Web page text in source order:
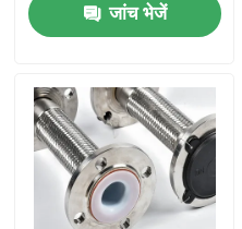
उत्पाद
हमारे बारे में
जांच भेजें